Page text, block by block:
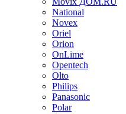
National
Novex
Oriel
Orion
OnLime
Opentech
Olto
Philips
Panasonic
Polar